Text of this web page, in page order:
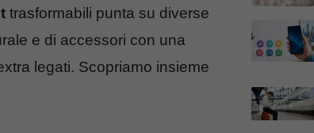
trasformabili punta su diverse
e di accessori con una
legati. Scopriamo insieme